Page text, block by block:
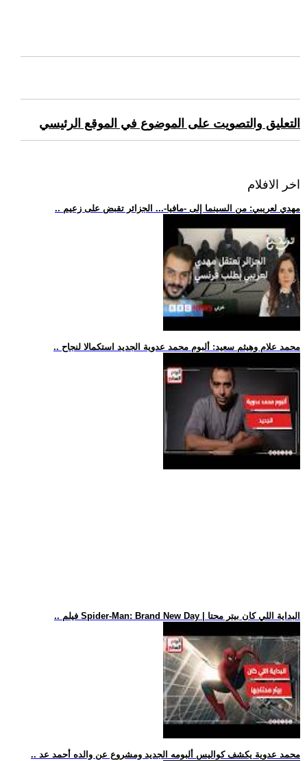
التعليق والتصويت على الموضوع في الموقع الرئيسي
اخر الافلام
.. مهدي لعريبي: من السينما إلى -مافيا-... الجزائر تقبض على زعيم
.. محمد علام وهيثم سعيد: ألبوم محمد عدوية الجديد استكمالا لنجاح
.. فيلم Spider-Man: Brand New Day | البداية اللي كان بيتر محتا
.. محمد عدوية يكشف كواليس ألبومه الجديد ومشروع عن والده أحمد عد